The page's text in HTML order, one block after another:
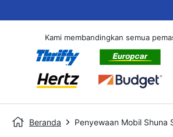
Kami membandingkan semua
Beranda Penyewaan Mobil Shuna